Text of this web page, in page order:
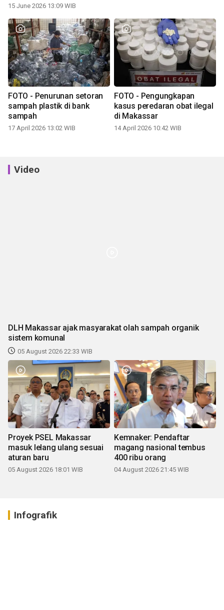
15 June 2026 13:09 WIB
FOTO - Penurunan setoran
sampah plastik di bank
sampah
17 April 2026 13:02 WIB
FOTO - Pengungkapan
kasus peredaran obat ilegal
di Makassar
14 April 2026 10:42 WIB
Video
DLH Makassar ajak masyarakat olah sampah organik
sistem komunal
05 August 2026 22:33 WIB
Proyek PSEL Makassar
masuk lelang ulang sesuai
aturan baru
05 August 2026 18:01 WIB
Kemnaker: Pendaftar
magang nasional tembus
400 ribu orang
04 August 2026 21:45 WIB
Infografik